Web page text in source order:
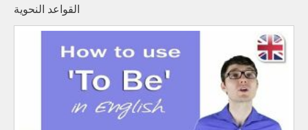
القواعد النحوية